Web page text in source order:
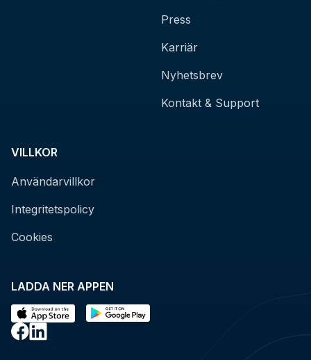
LADDA NER APPEN
Press
Karriär
Nyhetsbrev
Kontakt & Support
VILLKOR
Användarvillkor
Integritetspolicy
Cookies